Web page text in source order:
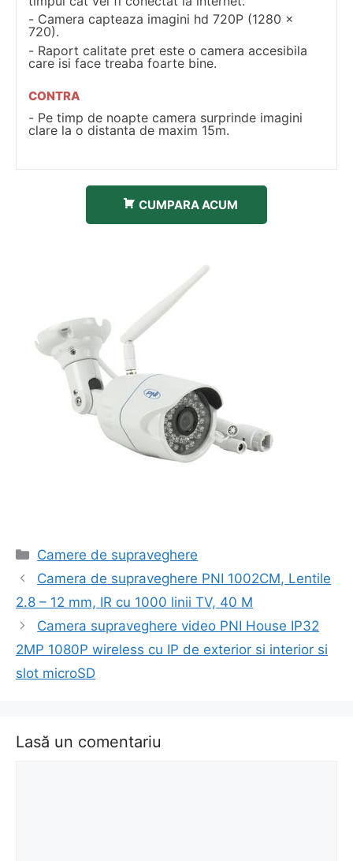
Camera capteaza imagini hd 720P (1280 x
720).
Raport calitate pret este o camera accesibila
care isi face treaba foarte bine.
CONTRA
Pe timp de noapte camera surprinde imagini
clare la o distanta de maxim 15m.
CUMPARA ACUM
Categorii
Camere de supraveghere
Navigare
în
Camera de supraveghere PNI 1002CM, Lentile
2.8 – 12 mm, IR cu 1000 linii TV, 40 M
Camera supraveghere video PNI House IP32
2MP 1080P wireless cu IP de exterior si interior si
slot microSD
Lasă un comentariu